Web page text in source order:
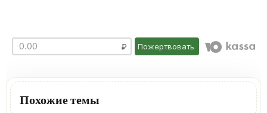
Пожертвовать
Похожие темы